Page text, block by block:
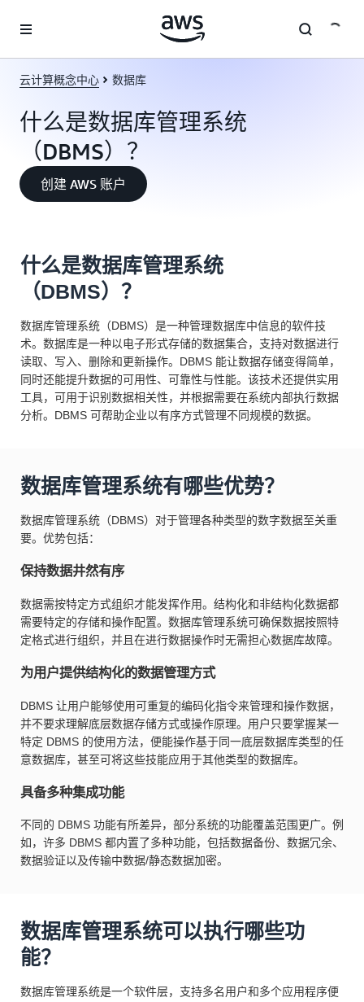
云计算概念中心 数据库
什么是数据库管理系统
（DBMS）？
创建 AWS 账户
什么是数据库管理系统
（DBMS）？
数据库管理系统（DBMS）是一种管理数据库中信息的软件技
术。数据库是一种以电子形式存储的数据集合，支持对数据进行
读取、写入、删除和更新操作。DBMS 能让数据存储变得简单，
同时还能提升数据的可用性、可靠性与性能。该技术还提供实用
工具，可用于识别数据相关性，并根据需要在系统内部执行数据
分析。DBMS 可帮助企业以有序方式管理不同规模的数据。
数据库管理系统有哪些优势？
数据库管理系统（DBMS）对于管理各种类型的数字数据至关重
要。优势包括：
保持数据井然有序
数据需按特定方式组织才能发挥作用。结构化和非结构化数据都
需要特定的存储和操作配置。数据库管理系统可确保数据按照特
定格式进行组织，并且在进行数据操作时无需担心数据库故障。
为用户提供结构化的数据管理方式
DBMS 让用户能够使用可重复的编码化指令来管理和操作数据，
并不要求理解底层数据存储方式或操作原理。用户只要掌握某一
特定 DBMS 的使用方法，便能操作基于同一底层数据库类型的任
意数据库，甚至可将这些技能应用于其他类型的数据库。
具备多种集成功能
不同的 DBMS 功能有所差异，部分系统的功能覆盖范围更广。例
如，许多 DBMS 都内置了多种功能，包括数据备份、数据冗余、
数据验证以及传输中数据/静态数据加密。
数据库管理系统可以执行哪些功
能？
数据库管理系统是一个软件层，支持多名用户和多个应用程序便